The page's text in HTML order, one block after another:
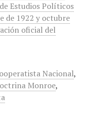
Estudios Políticos
de 1922 y octubre
oficial del
Nacional,
Monroe,